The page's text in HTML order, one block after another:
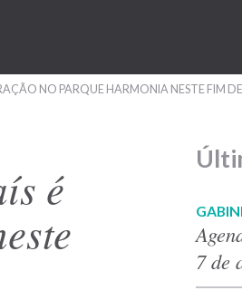
NO PARQUE HARMONIA NESTE FIM
é
7 de